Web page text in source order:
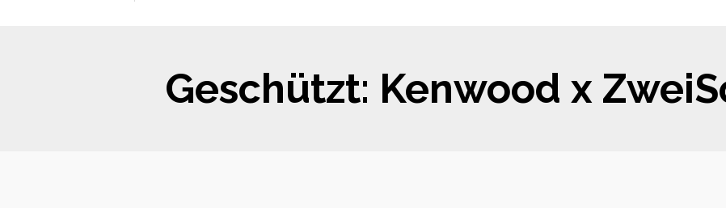
Geschützt: Kenwood x